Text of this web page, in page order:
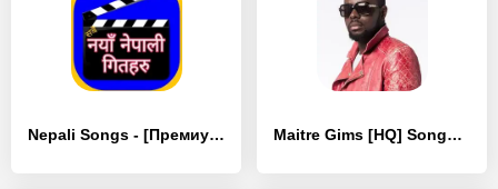
Nepali Songs - [Премиум версия] Maitre Gims [HQ] Songs - [Полная версия]